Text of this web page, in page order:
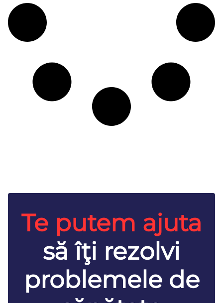
Te putem ajuta
să îţi rezolvi
problemele de